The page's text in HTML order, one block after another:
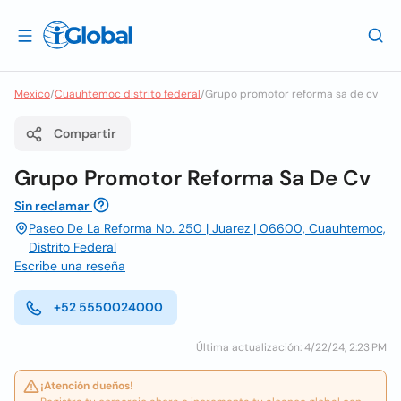
Mexico/Cuauhtemoc distrito federal/Grupo promotor reforma sa de cv
Compartir
Grupo Promotor Reforma Sa De Cv
Sin reclamar
Paseo De La Reforma No. 250 | Juarez | 06600, Cuauhtemoc,
Distrito Federal
Escribe una reseña
+52 5550024000
Última actualización: 4/22/24, 2:23 PM
¡Atención dueños!